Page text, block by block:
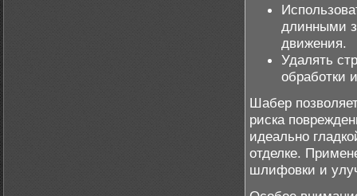
длинными
движения.
Удалять
обработки
Шабер
риска
идеально
отделке.
шлифовки и